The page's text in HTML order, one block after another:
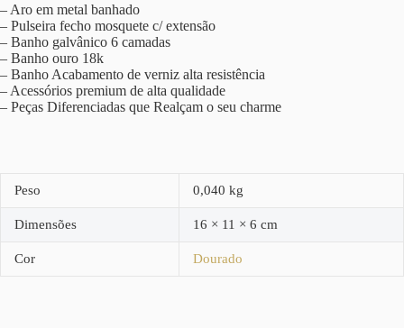
– Aro em metal banhado
– Pulseira fecho mosquete c/ extensão
– Banho galvânico 6 camadas
– Banho ouro 18k
– Banho Acabamento de verniz alta resistência
– Acessórios premium de alta qualidade
– Peças Diferenciadas que Realçam o seu charme
Peso 0,040 kg
Dimensões 16 × 11 × 6 cm
Cor Dourado